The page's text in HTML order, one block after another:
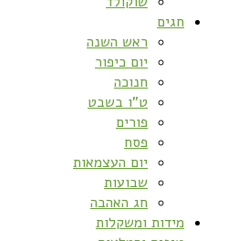
חגים
ראש השנה
יום כיפור
חנוכה
ט”ו בשבט
פורים
פסח
יום העצמאות
שבועות
חג האהבה
מידות ומשקלות